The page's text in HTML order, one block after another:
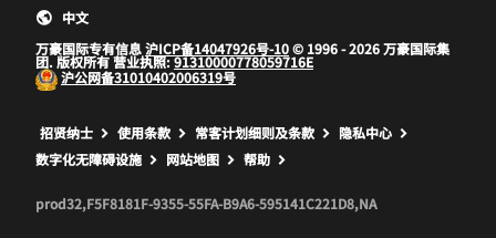
万豪国际专有信息沪ICP备14047926号-10© 1996 - 2026 万豪国际集
团. 版权所有 营业执照:91310000778059716E
沪公网备31010402006319号
中文
招贤纳士 打开新窗口
使用条款 打开新窗口
常客计划细则及条款 打开新窗口
隐私中心
数字化无障碍设施
网站地图 帮助
prod32,F5F8181F-9355-55FA-B9A6-595141C221D8,NA